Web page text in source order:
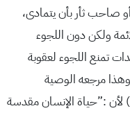
صاحب ثأر بأن يتمادى،
ولكن دون اللجوء
تمنع اللجوء لعقوبة
وهذا مرجعه الوصية
لأن :”حياة الإنسان مقدسة